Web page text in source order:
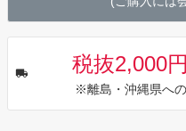
税抜2,000
※離島・沖縄県へ